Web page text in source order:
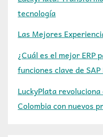
tecnología
Las Mejores
¿Cuál es el mejor ERP
funciones clave de
LuckyPlata
Colombia con nuevos